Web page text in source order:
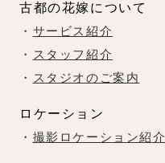
古都の花嫁について
・ サービス紹介
・
スタッフ紹介
・
スタジオのご案内
ロケーション
・ 撮影ロケーション紹介